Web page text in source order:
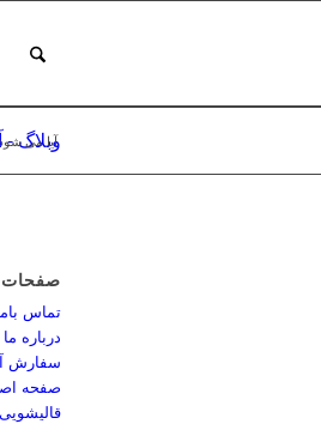
وبلاگ -
آیا می
صفحات
تماس
درباره ما
سفارش
صفحه